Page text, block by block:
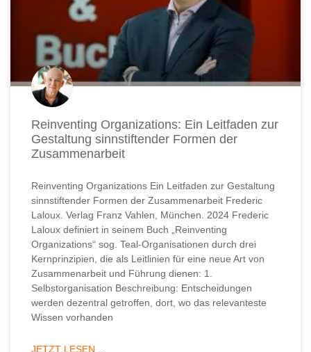
Reinventing Organizations: Ein Leitfaden zur
Gestaltung sinnstiftender Formen der
Zusammenarbeit
Reinventing Organizations Ein Leitfaden zur Gestaltung
sinnstiftender Formen der Zusammenarbeit Frederic
Laloux. Verlag Franz Vahlen, München. 2024 Frederic
Laloux definiert in seinem Buch „Reinventing
Organizations“ sog. Teal-Organisationen durch drei
Kernprinzipien, die als Leitlinien für eine neue Art von
Zusammenarbeit und Führung dienen: 1.
Selbstorganisation Beschreibung: Entscheidungen
werden dezentral getroffen, dort, wo das relevanteste
Wissen vorhanden
JETZT LESEN ...